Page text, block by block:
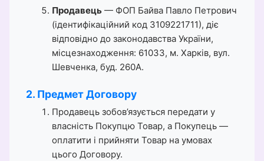
Продавець — ФОП Байва Павло Петрович
(ідентифікаційний код 3109221711), діє
відповідно до законодавства України,
місцезнаходження: 61033, м. Харків, вул.
Шевченка, буд. 260А.
2. Предмет Договору
Продавець зобов’язується передати у
власність Покупцю Товар, а Покупець —
оплатити і прийняти Товар на умовах
цього Договору.